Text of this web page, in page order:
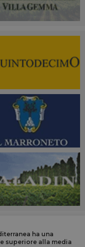
ha una
superiore alla media